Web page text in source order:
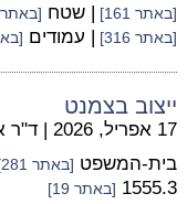
[באתר 161] | שטח [באתר 396]
[באתר 316] | עמודים
ייצוב בצמנט
17 אפריל, 2026 | ד"ר
בית-המשפט [באתר 281]
1555.3 [באתר 19]